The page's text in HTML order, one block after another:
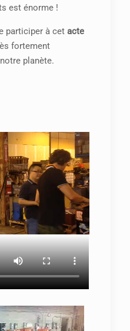
est énorme !
participer à cet acte
fortement
planète.